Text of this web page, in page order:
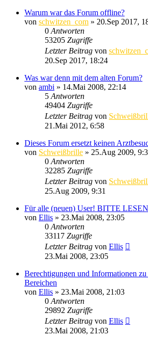
Warum war das Forum offline?
von schwitzen_com » 20.Sep 2017,
0 Antworten
53205 Zugriffe
Letzter Beitrag von
20.Sep 2017, 18:24
Was war denn mit dem alten Forum?
von ambi » 14.Mai 2008, 22:14
5 Antworten
49404 Zugriffe
Letzter Beitrag von
21.Mai 2012, 6:58
Dieses Forum ersetzt keinen
von Schweißbrille » 25.Aug 2009,
0 Antworten
32285 Zugriffe
Letzter Beitrag von
25.Aug 2009, 9:31
Für alle (neuen) User! BITTE
von Ellis » 23.Mai 2008, 23:05
0 Antworten
33117 Zugriffe
Letzter Beitrag von Ellis
23.Mai 2008, 23:05
Berechtigungen und Informationen zu
Bereichen
von Ellis » 23.Mai 2008, 21:03
0 Antworten
29892 Zugriffe
Letzter Beitrag von Ellis
23.Mai 2008, 21:03